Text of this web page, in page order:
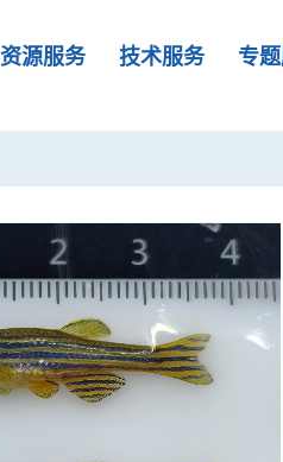
资源服务 技术服务 专